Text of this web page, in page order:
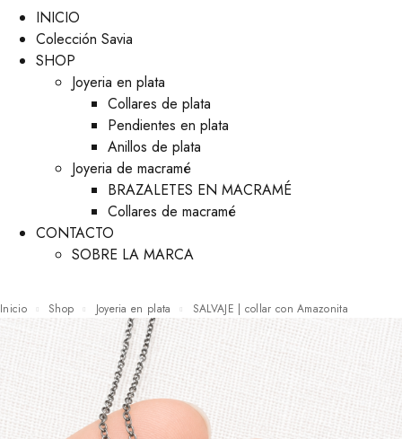
INICIO
Colección Savia
SHOP
Joyeria en plata
Collares de plata
Pendientes en plata
Anillos de plata
Joyeria de macramé
BRAZALETES EN MACRAMÉ
Collares de macramé
CONTACTO
SOBRE LA MARCA
Inicio Shop Joyeria en plata SALVAJE | collar con Amazonita